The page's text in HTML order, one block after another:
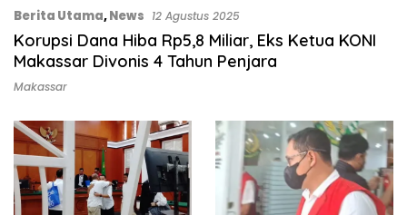
Berita Utama,News 12 Agustus 2025
Korupsi Dana Hiba Rp5,8 Miliar, Eks Ketua KONI
Makassar Divonis 4 Tahun Penjara
Makassar